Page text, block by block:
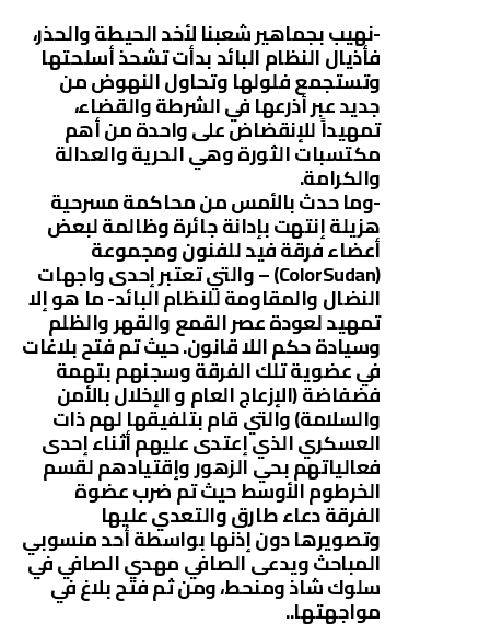
-نهيب بجماهير شعبنا لأخد الحيطة والحذر،
فأذيال النظام البائد بدأت تشحذ أسلحتها
وتستجمع فلولها وتحاول النهوض من
جديد عبر أذرعها في الشرطة والقضاء،
تمهيداً للإنقضاض على واحدة من أهم
مكتسبات الثورة وهي الحرية والعدالة
والكرامة.
-وما حدث بالأمس من محاكمة مسرحية
هزيلة إنتهت بإدانة جائرة وظالمة لبعض
أعضاء فرقة فيد للفنون ومجموعة
(ColorSudan) – والتي تعتبر إحدى واجهات
النضال والمقاومة للنظام البائد- ما هو إلا
تمهيد لعودة عصر القمع والقهر والظلم
وسيادة حكم اللا قانون. حيث تم فتح بلاغات
في عضوية تلك الفرقة وسجنهم بتهمة
فضفاضة (الإزعاج العام و الإخلال بالأمن
والسلامة) والتي قام بتلفيقها لهم ذات
العسكري الذي إعتدى عليهم أثناء إحدى
فعالياتهم بحي الزهور وإقتيادهم لقسم
الخرطوم الأوسط حيث تم ضرب عضوة
الفرقة دعاء طارق والتعدي عليها
وتصويرها دون إذنها بواسطة أحد منسوبي
المباحث ويدعى الصافي مهدي الصافي في
سلوك شاذ ومنحط، ومن ثم فتح بلاغ في
مواجهتها..